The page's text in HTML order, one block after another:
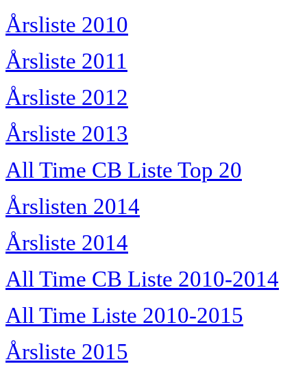
Årsliste 2010
Årsliste 2011
Årsliste 2012
Årsliste 2013
All Time CB Liste Top 20
Årslisten 2014
Årsliste 2014
All Time CB Liste 2010-2014
All Time Liste 2010-2015
Årsliste 2015